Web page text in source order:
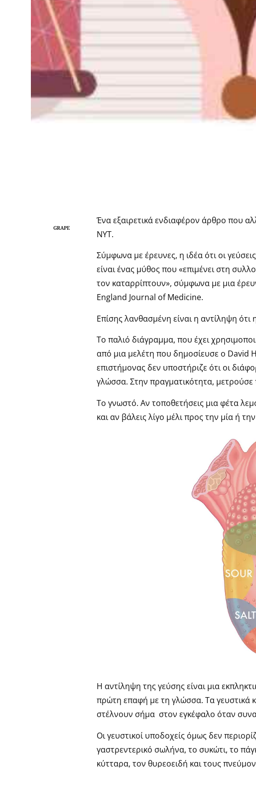
GRAPE
Ένα εξαιρετικά ενδιαφέρον άρθρο που
NYT.
Σύμφωνα με έρευνες, η ιδέα ότι οι
είναι ένας μύθος που «επιμένει στη
τον καταρρίπτουν», σύμφωνα με μια
England Journal of Medicine.
Επίσης λανθασμένη είναι η αντίληψη ότι
Το παλιό διάγραμμα, που έχει
από μια μελέτη που δημοσίευσε ο David
επιστήμονας δεν υποστήριζε ότι οι
γλώσσα. Στην πραγματικότητα,
Το γνωστό. Αν τοποθετήσεις μια φέτα
και αν βάλεις λίγο μέλι προς την μία ή
Η αντίληψη της γεύσης είναι μια
πρώτη επαφή με τη γλώσσα. Τα γευστικά
στέλνουν σήμα στον εγκέφαλο όταν
Οι γευστικοί υποδοχείς όμως δεν
γαστρεντερικό σωλήνα, το συκώτι, το
κύτταρα, τον θυρεοειδή και τους